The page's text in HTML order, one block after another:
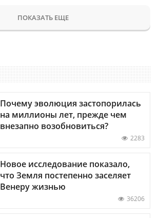
ПОКАЗАТЬ ЕЩЕ
Почему эволюция застопорилась
на миллионы лет, прежде чем
внезапно возобновиться?
2283
Новое исследование показало,
что Земля постепенно заселяет
Венеру жизнью
36206